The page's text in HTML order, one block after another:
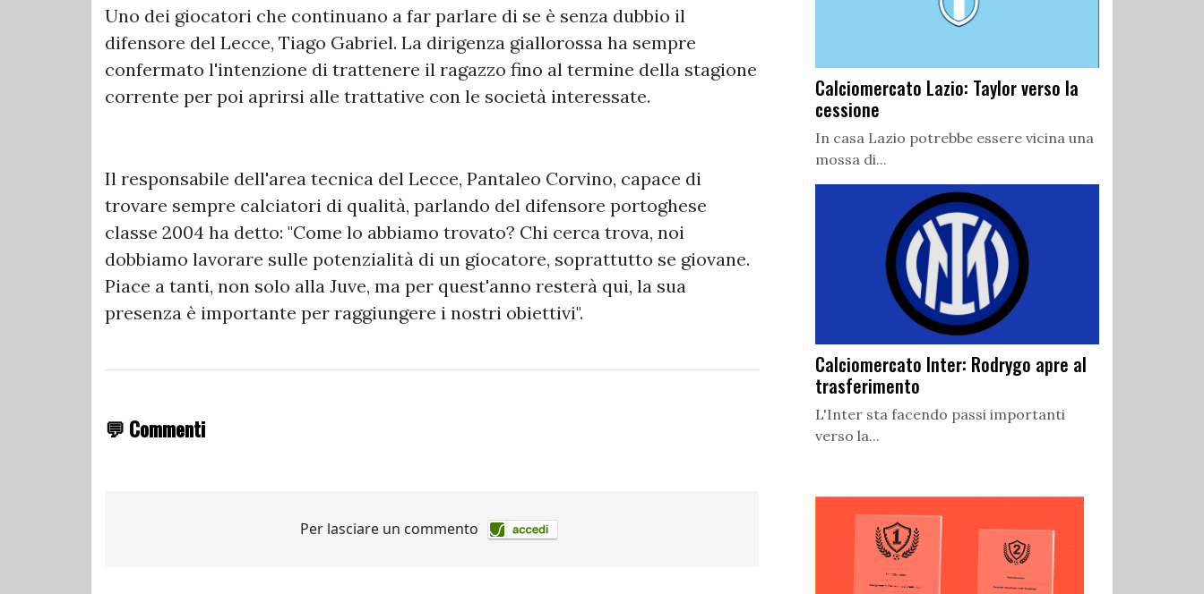
Uno dei giocatori che continuano a far parlare di se è senza dubbio il
difensore del Lecce, Tiago Gabriel. La dirigenza giallorossa ha sempre
confermato l'intenzione di trattenere il ragazzo fino al termine della stagione
corrente per poi aprirsi alle trattative con le società interessate.
Il responsabile dell'area tecnica del Lecce, Pantaleo Corvino, capace di
trovare sempre calciatori di qualità, parlando del difensore portoghese
classe 2004 ha detto: "Come lo abbiamo trovato? Chi cerca trova, noi
dobbiamo lavorare sulle potenzialità di un giocatore, soprattutto se giovane.
Piace a tanti, non solo alla Juve, ma per quest'anno resterà qui, la sua
presenza è importante per raggiungere i nostri obiettivi".
💬 Commenti
Calciomercato Lazio: Taylor verso la
cessione
In casa Lazio potrebbe essere vicina una
mossa di...
Calciomercato Inter: Rodrygo apre al
trasferimento
L'Inter sta facendo passi importanti
verso la...